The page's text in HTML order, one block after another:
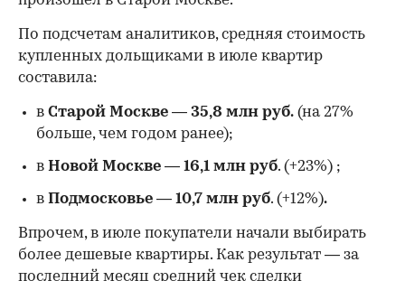
По подсчетам аналитиков, средняя стоимость
купленных дольщиками в июле квартир
составила:
в Старой Москве — 35,8 млн руб. (на 27%
больше, чем годом ранее);
в Новой Москве — 16,1 млн руб. (+23%) ;
в Подмосковье — 10,7 млн руб. (+12%).
Впрочем, в июле покупатели начали выбирать
более дешевые квартиры. Как результат — за
последний месяц средний чек сделки